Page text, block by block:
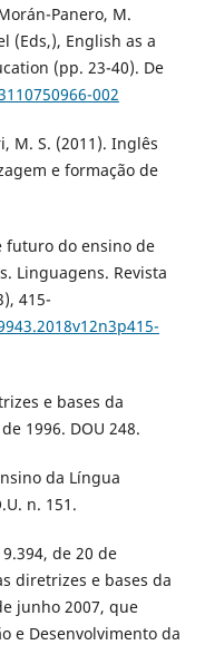
Panero, M.
(Eds,), English as a
(pp. 23-40). De
002
M. S. (2011). Inglês
e formação de
futuro do ensino de
Linguagens. Revista
415-
e bases da
1996. DOU 248.
da Língua
n. 151.
de 20 de
diretrizes e bases da
junho 2007, que
e Desenvolvimento da